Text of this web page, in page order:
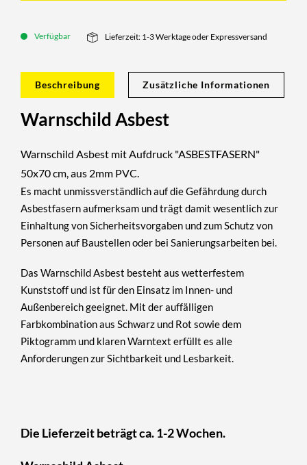
Verfügbar Lieferzeit: 1-3 Werktage oder Expressversand
Beschreibung Zusätzliche Informationen
Warnschild Asbest
Warnschild Asbest mit Aufdruck "ASBESTFASERN"
50x70 cm, aus 2mm PVC.
Es macht unmissverständlich auf die Gefährdung durch
Asbestfasern aufmerksam und trägt damit wesentlich zur
Einhaltung von Sicherheitsvorgaben und zum Schutz von
Personen auf Baustellen oder bei Sanierungsarbeiten bei.
Das Warnschild Asbest besteht aus wetterfestem
Kunststoff und ist für den Einsatz im Innen- und
Außenbereichgeeignet. Mit der auffälligen
Farbkombination aus Schwarz und Rot sowie dem
Piktogramm und klaren Warntext erfüllt es alle
Anforderungen zur Sichtbarkeit und Lesbarkeit.
Die Lieferzeit beträgt ca. 1-2 Wochen.